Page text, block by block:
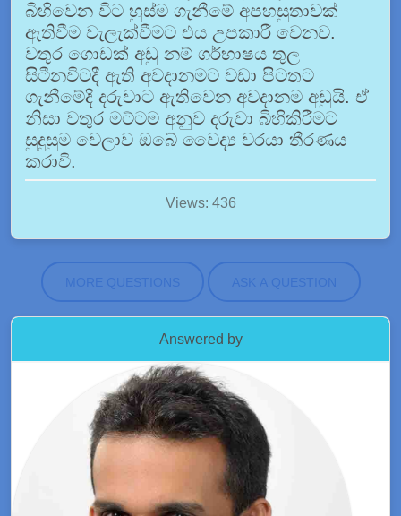
බිහිවෙන විට හුස්ම ගැනීමේ අපහසුතාවක්
ඇතිවීම වැලැක්වීමට එය උපකාරී වෙනව.
වතුර ගොඩක් අඩු නම් ගර්භාෂය තුල
සිටීනවිටදී ඇති අවදානමට වඩා පිටතට
ගැනීමේදී දරුවාට ඇතිවෙන අවදානම අඩුයි. ඒ
නිසා වතුර මට්ටම අනුව දරුවා බිහිකිරීමට
සුදුසුම වෙලාව ඔබේ වෛද්‍ය වරයා තීරණය
කරාවි.
Views: 436
MORE QUESTIONS ASK A QUESTION
Answered by